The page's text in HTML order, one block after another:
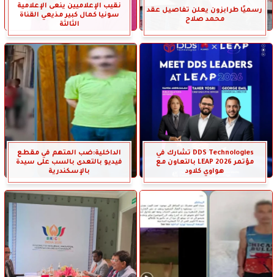
رسميًا طرابزون يعلن تفاصيل عقد
محمد صلاح
نقيب الإعلاميين ينعى الإعلامية
سونيا كمال كبير مذيعي القناة
الثالثة
DDS Technologies تشارك في
مؤتمر LEAP 2026 بالتعاون مع
هواوي كلاود
الداخلية:ضب المتهم في مقطع
فيديو بالتعدى بالسب على سيدة
بالإسكندرية